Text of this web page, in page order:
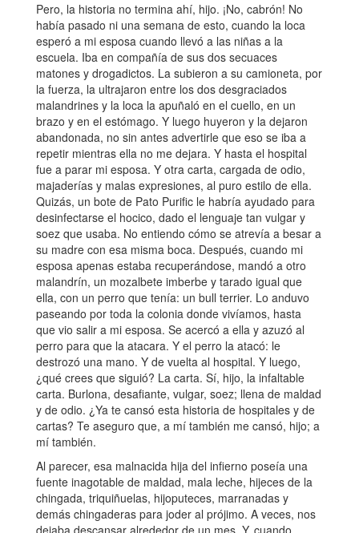
Pero, la historia no termina ahí, hijo. ¡No, cabrón! No
había pasado ni una semana de esto, cuando la loca
esperó a mi esposa cuando llevó a las niñas a la
escuela. Iba en compañía de sus dos secuaces
matones y drogadictos. La subieron a su camioneta, por
la fuerza, la ultrajaron entre los dos desgraciados
malandrines y la loca la apuñaló en el cuello, en un
brazo y en el estómago. Y luego huyeron y la dejaron
abandonada, no sin antes advertirle que eso se iba a
repetir mientras ella no me dejara. Y hasta el hospital
fue a parar mi esposa. Y otra carta, cargada de odio,
majaderías y malas expresiones, al puro estilo de ella.
Quizás, un bote de Pato Purific le habría ayudado para
desinfectarse el hocico, dado el lenguaje tan vulgar y
soez que usaba. No entiendo cómo se atrevía a besar a
su madre con esa misma boca. Después, cuando mi
esposa apenas estaba recuperándose, mandó a otro
malandrín, un mozalbete imberbe y tarado igual que
ella, con un perro que tenía: un bull terrier. Lo anduvo
paseando por toda la colonia donde vivíamos, hasta
que vio salir a mi esposa. Se acercó a ella y azuzó al
perro para que la atacara. Y el perro la atacó: le
destrozó una mano. Y de vuelta al hospital. Y luego,
¿qué crees que siguió? La carta. Sí, hijo, la infaltable
carta. Burlona, desafiante, vulgar, soez; llena de maldad
y de odio. ¿Ya te cansó esta historia de hospitales y de
cartas? Te aseguro que, a mí también me cansó, hijo; a
mí también.
Al parecer, esa malnacida hija del infierno poseía una
fuente inagotable de maldad, mala leche, hijeces de la
chingada, triquiñuelas, hijoputeces, marranadas y
demás chingaderas para joder al prójimo. A veces, nos
dejaba descansar alrededor de un mes. Y, cuando